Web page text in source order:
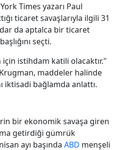
Times yazarı Paul
ticaret savaşlarıyla ilgili 31
da aptalca bir ticaret
seçti.
istihdam katili olacaktır."
maddeler halinde
iktisadi bağlamda anlattı.
bir ekonomik savaşa giren
getirdiği gümrük
ayı başında ABD menşeli